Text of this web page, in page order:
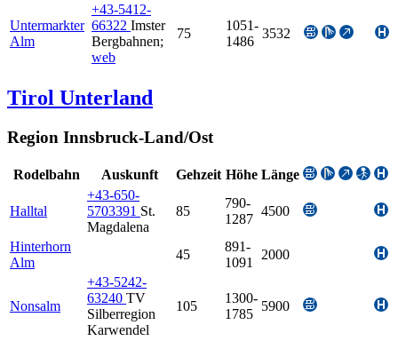
Untermarkter
Alm
+43-5412-
66322 Imster
Bergbahnen;
web
75
1051-
1486
3532
Tirol Unterland
Region Innsbruck-Land/Ost
Rodelbahn Auskunft Gehzeit Höhe Länge
Halltal
+43-650-
5703391 St.
Magdalena
85
790-
1287
4500
Hinterhorn
Alm
45
891-
1091
2000
Nonsalm
+43-5242-
63240 TV
Silberregion
Karwendel
105
1300-
1785
5900